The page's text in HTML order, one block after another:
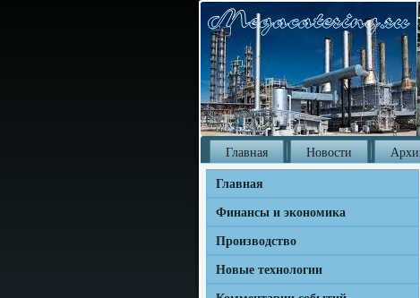
Главная Новости
Главная
Финансы и экономика
Производство
Новые технологии